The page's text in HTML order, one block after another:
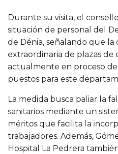
Durante su visita, el
situación de personal del
de Dénia, señalando que la
extraordinaria de plazas
actualmente en proceso
puestos para este
La medida busca paliar la
sanitarios mediante un
méritos que facilita la
trabajadores. Además,
Hospital La Pedrera